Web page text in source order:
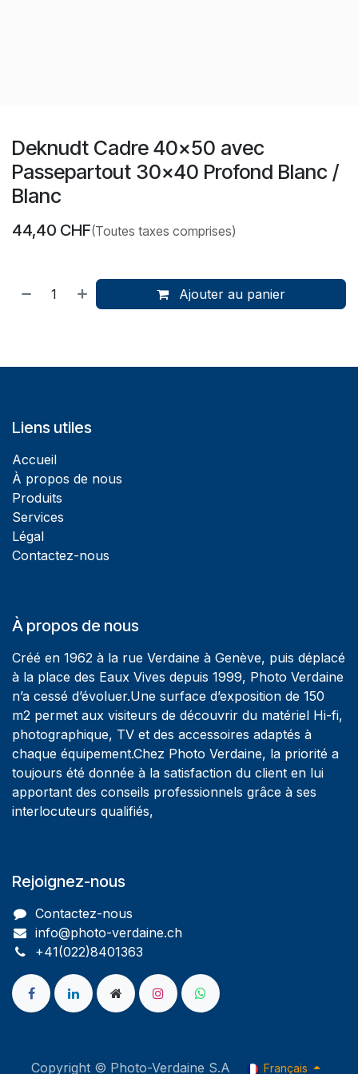
Deknudt Cadre 40x50 avec
Passepartout 30x40 Profond Blanc /
Blanc
44,40 CHF(Toutes taxes comprises)
Ajouter au panier
Liens utiles
Accueil
À propos de nous
Produits
Services
Légal
Contactez-nous
À propos de nous
Créé en 1962 à la rue Verdaine à Genève, puis déplacé
à la place des Eaux Vives depuis 1999, Photo Verdaine
n’a cessé d’évoluer.Une surface d’exposition de 150
m2 permet aux visiteurs de découvrir du matériel Hi-fi,
photographique, TV et des accessoires adaptés à
chaque équipement.Chez Photo Verdaine, la priorité a
toujours été donnée à la satisfaction du client en lui
apportant des conseils professionnels grâce à ses
interlocuteurs qualifiés,
Rejoignez-nous
Contactez-nous
info@photo-verdaine.ch​
​​+41(022)8401363
Copyright © Photo-Verdaine S.A Français